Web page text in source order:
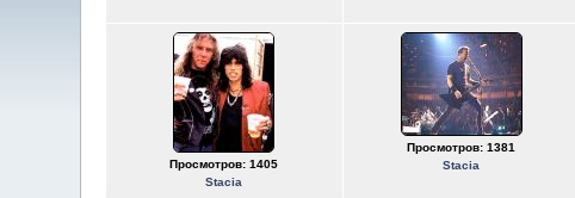
Просмотров: 1405
Stacia
Просмотров: 1381
Stacia